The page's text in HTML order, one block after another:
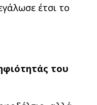
έτσι το
του